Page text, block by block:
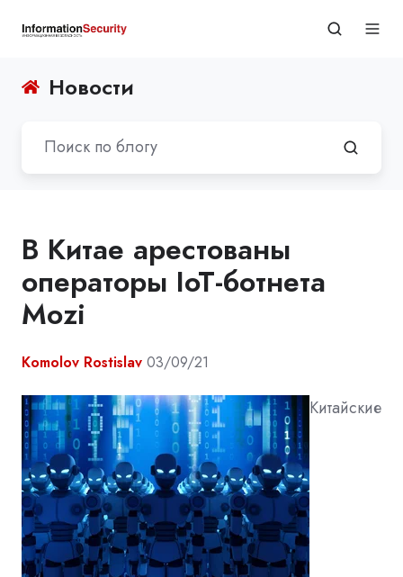
Новости
В Китае арестованы
операторы IoT-ботнета
Mozi
Komolov Rostislav 03/09/21
Китайские